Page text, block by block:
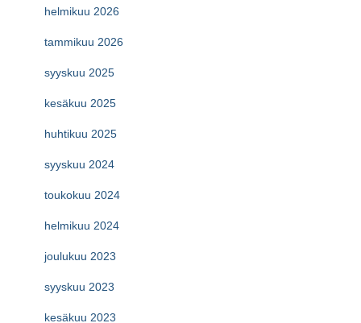
helmikuu 2026
tammikuu 2026
syyskuu 2025
kesäkuu 2025
huhtikuu 2025
syyskuu 2024
toukokuu 2024
helmikuu 2024
joulukuu 2023
syyskuu 2023
kesäkuu 2023